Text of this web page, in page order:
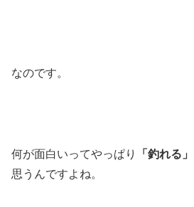
なのです。
何が面白いってやっぱり 「釣れる」
思うんですよね。